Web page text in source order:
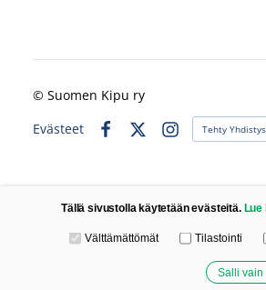
© Suomen Kipu ry
Evästeet
Instagram
Tehty
Tällä sivustolla käytetään evästeitä. Lue
Valitse käytettävät evästeet
Välttämättömät Tilastointi
Salli vain